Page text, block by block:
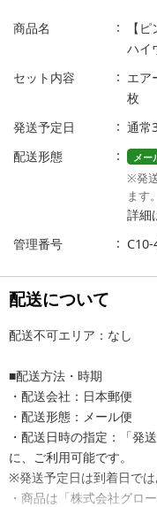
商品名
【
ハイ
セット内容
エア
枚
発送予定日
通常
配送形態
メー
※発
ます。
詳細
管理番号
配送について
配送不可エリア：なし
■配送方法・時期
・配送会社：日本郵便
・配送形態：メール便
・配送日時の指定：「発
に、ご利用可能です。
※発送予定日は到着日では
・商品は「株式会社グロ